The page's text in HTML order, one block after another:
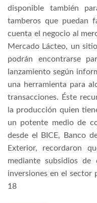
disponible también
tamberos que puedan
cuenta el negocio al
Mercado Lácteo, un
podrán encontrarse
lanzamiento según
una herramienta para
transacciones. Éste
la producción quien
un potente medio de
desde el BICE, Banco
Exterior, recordaron
mediante subsidios de
inversiones en el sector
18